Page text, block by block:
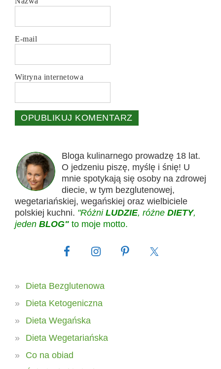
E-mail
Witryna internetowa
Bloga kulinarnego prowadzę 18 lat.
O jedzeniu piszę, myślę i śnię! U
mnie spotykają się osoby na zdrowej
diecie, w tym bezglutenowej,
wegetariańskiej, wegańskiej oraz wielbiciele
polskiej kuchni. "Różni LUDZIE, różne DIETY,
jeden BLOG" to moje motto.
Dieta Bezglutenowa
Dieta Ketogeniczna
Dieta Wegańska
Dieta Wegetariańska
Co na obiad